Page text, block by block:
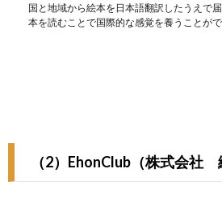
国と地域から絵本を日本語翻訳したうえで
本を読むことで国際的な感覚を養うことがで
（2）EhonClub（株式会社